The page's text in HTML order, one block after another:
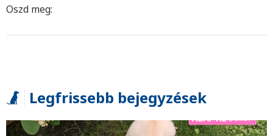
Oszd meg:
Legfrissebb bejegyzések